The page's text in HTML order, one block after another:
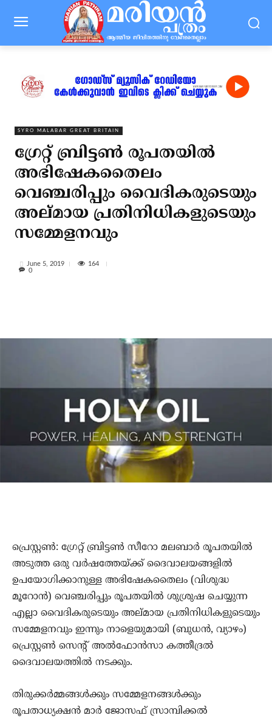
SYRO MALABAR GREAT BRITAIN
ഗ്രേറ്റ് ബ്രിട്ടൺ രൂപതയിൽ
അഭിഷേകതൈലം
വെഞ്ചരിപ്പും വൈദികരുടെയും
അല്മായ പ്രതിനിധികളുടെയും
സമ്മേളനവും
June 5, 2019
164
0
പ്രെസ്റ്റൺ: ഗ്രേറ്റ് ബ്രിട്ടൺ സീറോ മലബാർ രൂപതയിൽ
അടുത്ത ഒരു വർഷത്തേയ്ക്ക് ദൈവാലയങ്ങളിൽ
ഉപയോഗിക്കാനുള്ള അഭിഷേകതൈലം (വിശുദ്ധ
മൂറോൻ) വെഞ്ചരിപ്പും രൂപതയിൽ ശുശ്രുഷ ചെയ്യുന്ന
എല്ലാ വൈദികരുടെയും അല്മായ പ്രതിനിധികളുടെയും
സമ്മേളനവും ഇന്നും നാളെയുമായി (ബുധൻ, വ്യാഴം)
പ്രെസ്റ്റൺ സെന്റ് അൽഫോൻസാ കത്തീദ്രൽ
ദൈവാലയത്തിൽ നടക്കും.
തിരുക്കർമ്മങ്ങൾക്കും സമ്മേളനങ്ങൾക്കും
രൂപതാധ്യക്ഷൻ മാർ ജോസഫ് സ്രാമ്പിക്കൽ